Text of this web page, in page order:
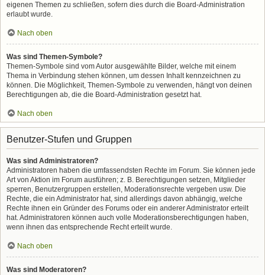
eigenen Themen zu schließen, sofern dies durch die Board-Administration
erlaubt wurde.
Nach oben
Was sind Themen-Symbole?
Themen-Symbole sind vom Autor ausgewählte Bilder, welche mit einem
Thema in Verbindung stehen können, um dessen Inhalt kennzeichnen zu
können. Die Möglichkeit, Themen-Symbole zu verwenden, hängt von deinen
Berechtigungen ab, die die Board-Administration gesetzt hat.
Nach oben
Benutzer-Stufen und Gruppen
Was sind Administratoren?
Administratoren haben die umfassendsten Rechte im Forum. Sie können jede
Art von Aktion im Forum ausführen; z. B. Berechtigungen setzen, Mitglieder
sperren, Benutzergruppen erstellen, Moderationsrechte vergeben usw. Die
Rechte, die ein Administrator hat, sind allerdings davon abhängig, welche
Rechte ihnen ein Gründer des Forums oder ein anderer Administrator erteilt
hat. Administratoren können auch volle Moderationsberechtigungen haben,
wenn ihnen das entsprechende Recht erteilt wurde.
Nach oben
Was sind Moderatoren?